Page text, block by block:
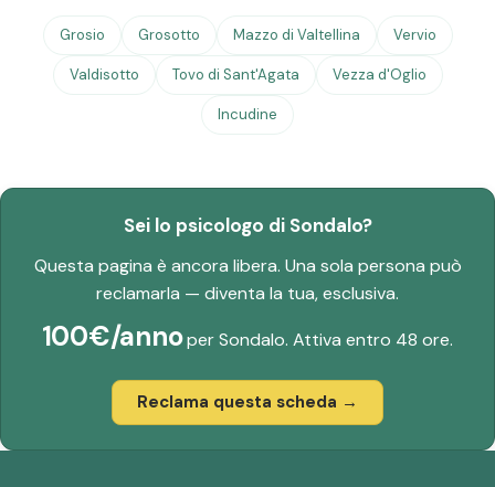
Grosio Grosotto Mazzo di Valtellina Vervio
Valdisotto Tovo di Sant'Agata Vezza d'Oglio
Incudine
Sei lo psicologo di Sondalo?
Questa pagina è ancora libera. Una sola persona può
reclamarla — diventa la tua, esclusiva.
100€/annoper Sondalo. Attiva entro 48 ore.
Reclama questa scheda →